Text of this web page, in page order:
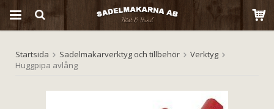
Produkten har blivit tillagd i varukorgen
Startsida Sadelmakarverktyg och tillbehör
Verktyg
Huggpipa avlång